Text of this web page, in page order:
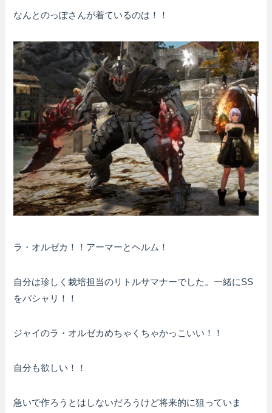
なんとのっぽさんが着ているのは！！
ラ・オルゼカ！！アーマーとヘルム！
自分は珍しく栽培担当のリトルサマナーでした。一緒にSS
をパシャリ！！
ジャイのラ・オルゼカめちゃくちゃかっこいい！！
自分も欲しい！！
急いで作ろうとはしないだろうけど将来的に狙っていま